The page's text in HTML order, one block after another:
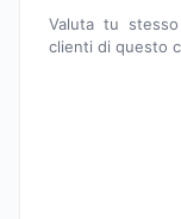
Valuta tu
clienti di questo